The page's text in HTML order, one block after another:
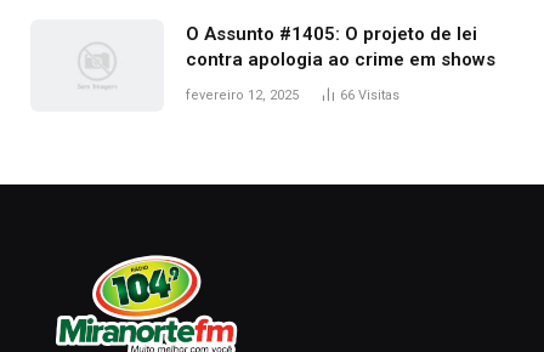
O Assunto #1405: O projeto de lei
contra apologia ao crime em shows
fevereiro 12, 2025 66 Visitas